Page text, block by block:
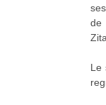
de
Le